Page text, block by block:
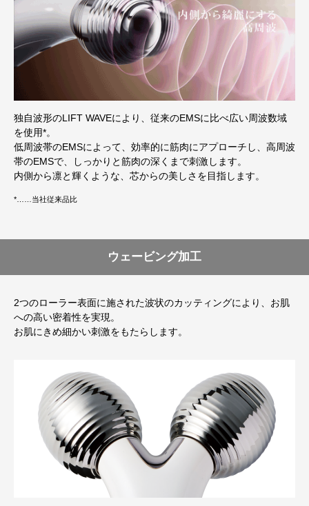
独自波形のLIFT WAVEにより、従来のEMSに比べ広い周波数域
を使用*。
低周波帯のEMSによって、効率的に筋肉にアプローチし、高周波
帯のEMSで、しっかりと筋肉の深くまで刺激します。
内側から凛と輝くような、芯からの美しさを目指します。
*……当社従来品比
ウェービング加工
2つのローラー表面に施された波状のカッティングにより、お肌
への高い密着性を実現。
お肌にきめ細かい刺激をもたらします。